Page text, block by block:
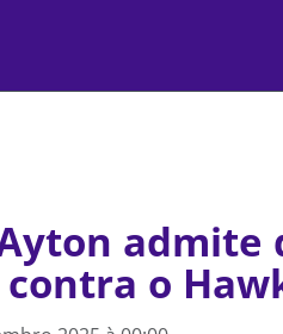
admite
o